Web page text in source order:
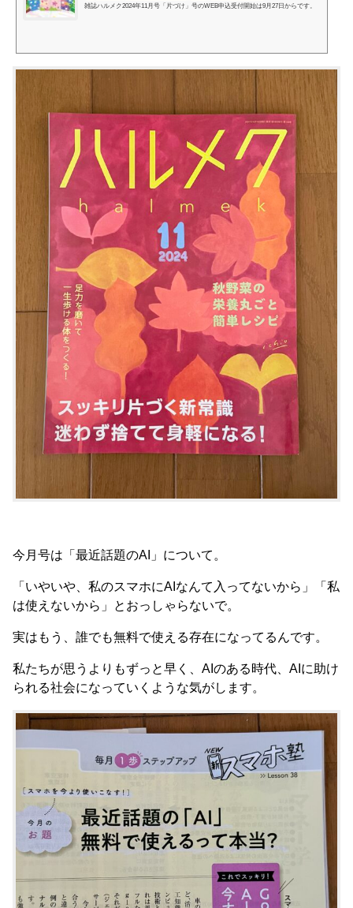
雑誌ハルメク2024年11月号「片づけ」号のWEB申込受付開始は9月27日からです。
今月号は「最近話題のAI」について。
「いやいや、私のスマホにAIなんて入ってないから」「私
は使えないから」とおっしゃらないで。
実はもう、誰でも無料で使える存在になってるんです。
私たちが思うよりもずっと早く、AIのある時代、AIに助け
られる社会になっていくような気がします。